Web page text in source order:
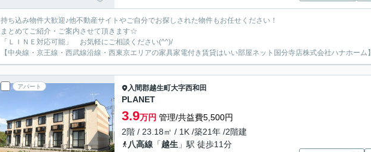
持ち込み物件大歓迎♪他不動産サイトやご自分でお探しされた物件もお任せください！
まとめてご紹介・ご案内させて頂きます☆
「ＬＩＮＥ対応可能」 お気軽にご相談ください(^^)/
【中央線・京王線・西武線沿線・西東京エリアの家具家電付き賃貸はいい部屋ネット国分寺店株式会社ハナホーム】
アパート 入間郡越生町大字西和田
PLANET
3.9万円 管理/共益費5,500円
2階 / 23.18㎡ / 1K /築21年 /2階建
八高線 「越生 」駅 徒歩11分